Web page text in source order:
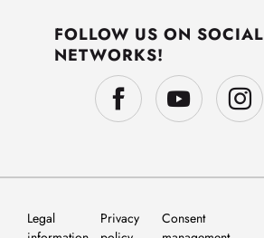
FOLLOW US ON SOCIAL
NETWORKS!
Legal
Privacy
Consent